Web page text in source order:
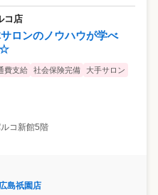
コ店
ロンのノウハウが学べ
☆
費支給 社会保険完備
大手サロン
コ新館5階
島祇園店